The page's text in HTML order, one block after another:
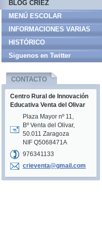
BLOG CRIEZ
MENÚ ESCOLAR
INFORMACIONES VARIAS
HISTÓRICO
Siguenos en Twitter
CONTACTO
Centro Rural de Innovación
Educativa Venta del Olivar
Plaza Mayor nº 11,
Bº Venta del Olivar,
50.011 Zaragoza
NIF Q5068471A
976341133
crieventa@gmail.com